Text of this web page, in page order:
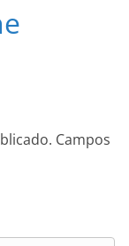
Campos